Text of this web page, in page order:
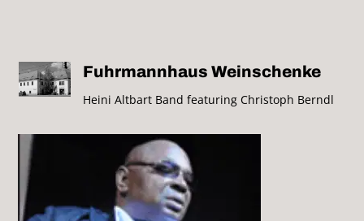
Fuhrmannhaus Weinschenke
Heini Altbart Band featuring Christoph Berndl